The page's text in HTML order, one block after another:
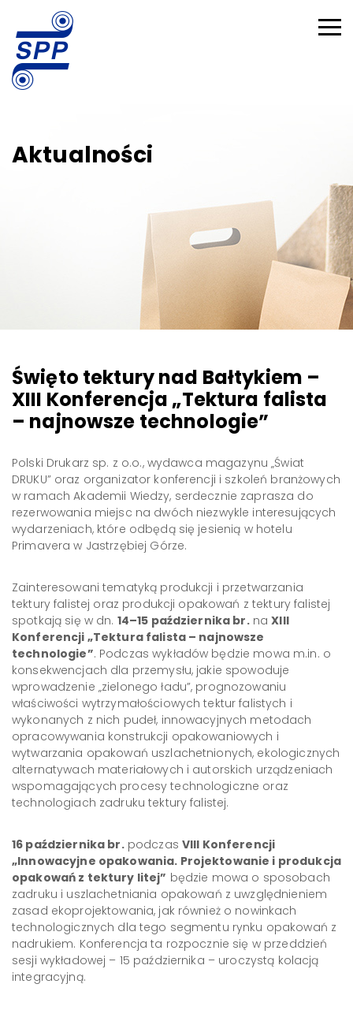
Aktualności
Święto tektury nad Bałtykiem –
XIII Konferencja „Tektura falista
– najnowsze technologie”
Polski Drukarz sp. z o.o., wydawca magazynu „Świat
DRUKU” oraz organizator konferencji i szkoleń branżowych
w ramach Akademii Wiedzy, serdecznie zaprasza do
rezerwowania miejsc na dwóch niezwykle interesujących
wydarzeniach, które odbędą się jesienią w hotelu
Primavera w Jastrzębiej Górze.
Zainteresowani tematyką produkcji i przetwarzania
tektury falistej oraz produkcji opakowań z tektury falistej
spotkają się w dn. 14–15 października br.naXIII
Konferencji „Tektura falista – najnowsze
technologie”. Podczas wykładów będzie mowa m.in. o
konsekwencjach dla przemysłu, jakie spowoduje
wprowadzenie „zielonego ładu”, prognozowaniu
właściwości wytrzymałościowych tektur falistych i
wykonanych z nich pudeł, innowacyjnych metodach
opracowywania konstrukcji opakowaniowych i
wytwarzania opakowań uszlachetnionych, ekologicznych
alternatywach materiałowych i autorskich urządzeniach
wspomagających procesy technologiczne oraz
technologiach zadruku tektury falistej.
16 października br.podczas VIII Konferencji
„Innowacyjne opakowania. Projektowanie i produkcja
opakowań z tektury litej” będzie mowa o sposobach
zadruku i uszlachetniania opakowań z uwzględnieniem
zasad ekoprojektowania, jak również o nowinkach
technologicznych dla tego segmentu rynku opakowań z
nadrukiem. Konferencja ta rozpocznie się w przeddzień
sesji wykładowej – 15 października – uroczystą kolacją
integracyjną.